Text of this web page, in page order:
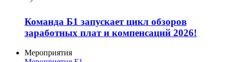
Команда Б1 запускает цикл обзоров
заработных плат и компенсаций 2026!
Мероприятия